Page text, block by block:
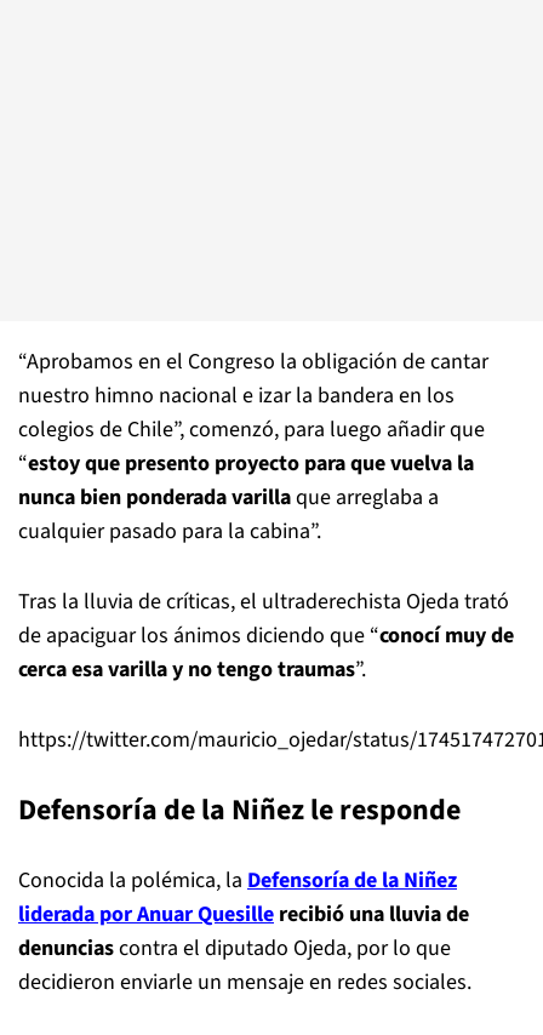
“Aprobamos en el Congreso la obligación de cantar
nuestro himno nacional e izar la bandera en los
colegios de Chile”, comenzó, para luego añadir que
“estoy que presento proyecto para que vuelva la
nunca bien ponderada varillaque arreglaba a
cualquier pasado para la cabina”.
Tras la lluvia de críticas, el ultraderechista Ojeda trató
de apaciguar los ánimos diciendo que “conocí muy de
cerca esa varilla y no tengo traumas”.
https://twitter.com/mauricio_ojedar/status/
Defensoría de la Niñez le responde
Conocida la polémica, la Defensoría de la Niñez
liderada por Anuar Quesille recibió una lluvia de
denunciascontra el diputado Ojeda, por lo que
decidieron enviarle un mensaje en redes sociales.